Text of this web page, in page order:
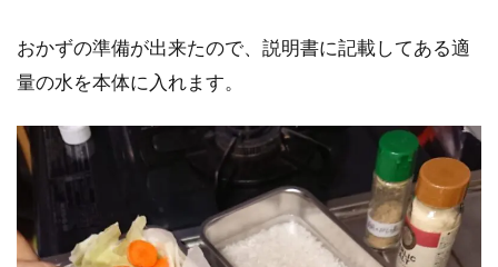
おかずの準備が出来たので、説明書に記載してある適
量の水を本体に入れます。